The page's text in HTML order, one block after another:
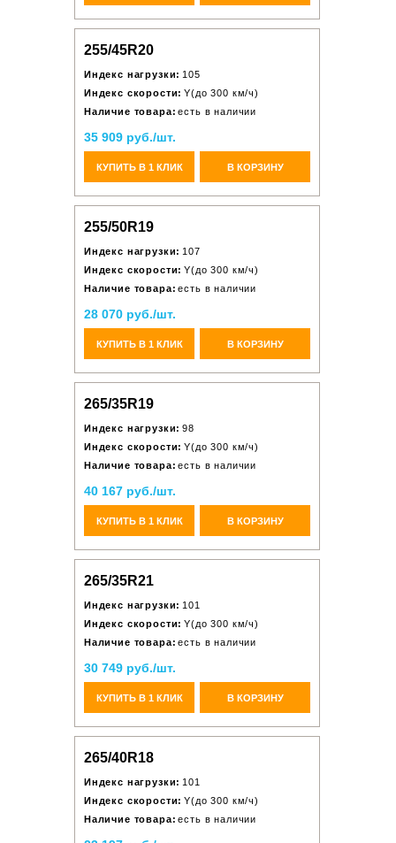
255/45R20
Индекс нагрузки: 105
Индекс скорости: Y(до 300 км/ч)
Наличие товара: есть в наличии
35 909 руб./шт.
КУПИТЬ В 1 КЛИК В КОРЗИНУ
255/50R19
Индекс нагрузки: 107
Индекс скорости: Y(до 300 км/ч)
Наличие товара: есть в наличии
28 070 руб./шт.
КУПИТЬ В 1 КЛИК В КОРЗИНУ
265/35R19
Индекс нагрузки: 98
Индекс скорости: Y(до 300 км/ч)
Наличие товара: есть в наличии
40 167 руб./шт.
КУПИТЬ В 1 КЛИК В КОРЗИНУ
265/35R21
Индекс нагрузки: 101
Индекс скорости: Y(до 300 км/ч)
Наличие товара: есть в наличии
30 749 руб./шт.
КУПИТЬ В 1 КЛИК В КОРЗИНУ
265/40R18
Индекс нагрузки: 101
Индекс скорости: Y(до 300 км/ч)
Наличие товара: есть в наличии